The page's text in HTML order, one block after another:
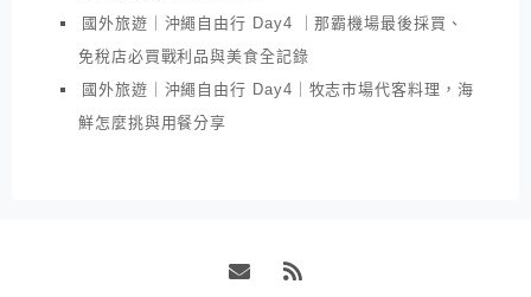
國外旅遊｜沖繩自由行 Day4 ｜那霸機場最後採買、
免稅店必買戰利品與美食全記錄
國外旅遊｜沖繩自由行 Day4｜牧志市場代客料理，海
鮮怎麼挑與用餐分享